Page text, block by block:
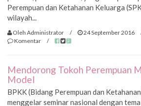
Perempuan dan Ketahanan Keluarga
wilayah...
Oleh Administrator / 24 September 2016
Komentar
/
Mendorong Tokoh Perempuan
Model
BPKK (Bidang Perempuan dan
menggelar seminar nasional dengan